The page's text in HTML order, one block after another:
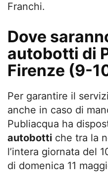
Franchi.
Dove
autobotti di
Firenze (9-
Per garantire il
anche in caso di
Publiacqua ha
autobotti che tra la
l’intera giornata del
di domenica 11